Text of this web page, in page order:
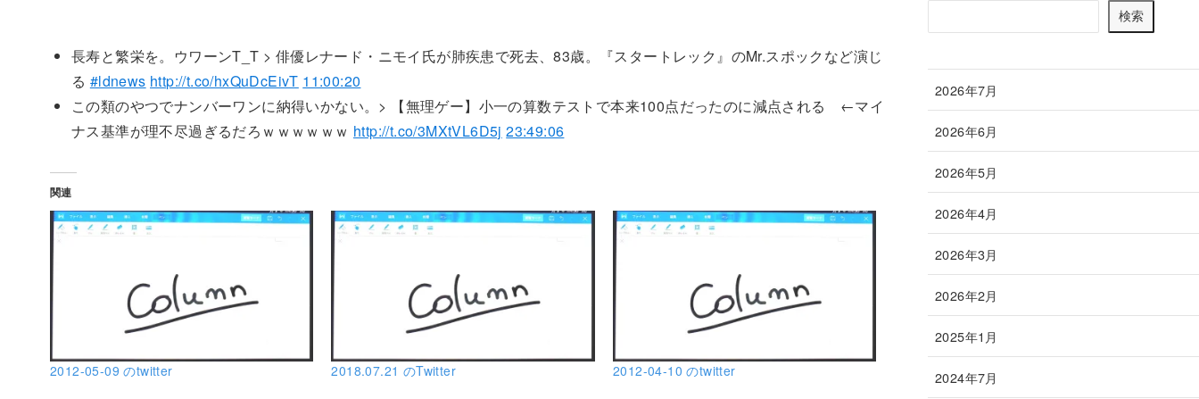
長寿と繁栄を。ウワーンT_T > 俳優レナード・ニモイ氏が肺疾患で死去、83歳。『スタートレック』のMr.スポックなど演じ
る #ldnews http://t.co/hxQuDcEivT 11:00:20
この類のやつでナンバーワンに納得いかない。> 【無理ゲー】小一の算数テストで本来100点だったのに減点される ←マイ
ナス基準が理不尽過ぎるだろｗｗｗｗｗｗ http://t.co/3MXtVL6D5j 23:49:06
関連
2012-05-09 のtwitter 2018.07.21 のTwitter 2012-04-10 のtwitter
検索
2026年7月
2026年6月
2026年5月
2026年4月
2026年3月
2026年2月
2025年1月
2024年7月